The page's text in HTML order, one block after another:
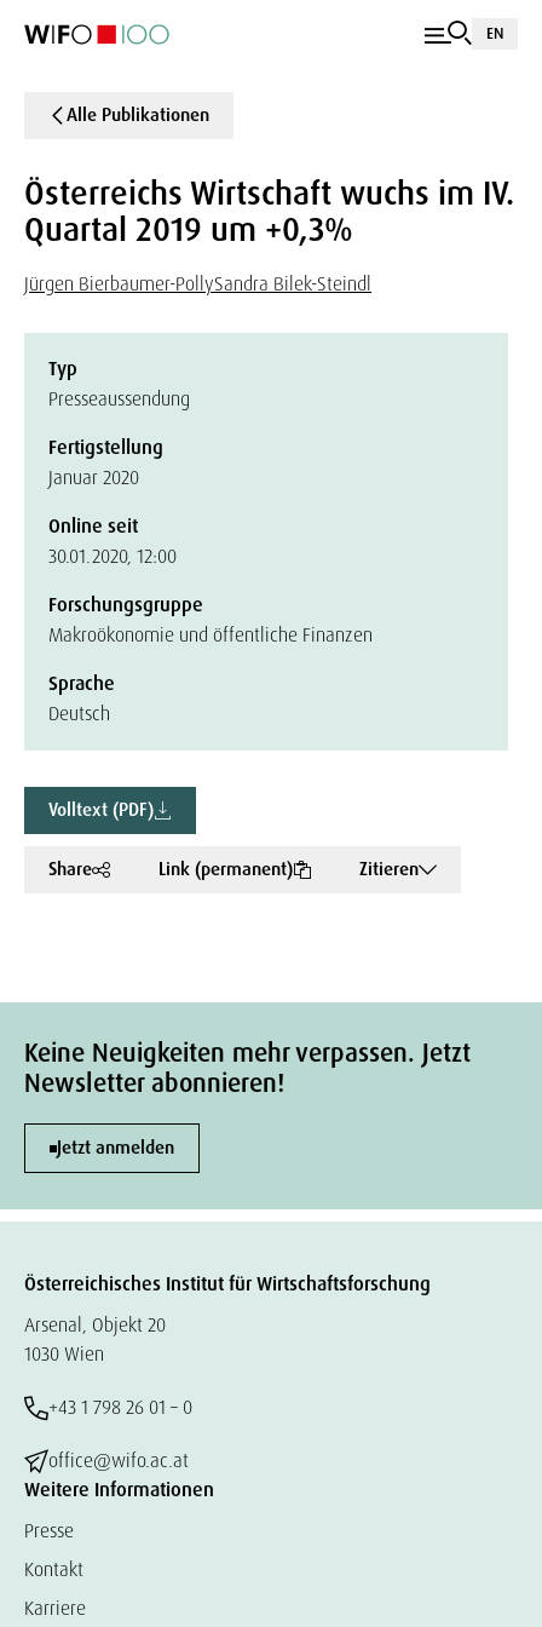
EN
Alle Publikationen
Österreichs Wirtschaft wuchs im IV.
Quartal 2019 um +0,3%
Jürgen Bierbaumer-PollySandra Bilek-Steindl
Typ
Presseaussendung
Fertigstellung
Januar 2020
Online seit
30.01.2020, 12:00
Forschungsgruppe
Makroökonomie und öffentliche Finanzen
Sprache
Deutsch
Volltext (PDF)
Share Link (permanent) Zitieren
Keine Neuigkeiten mehr verpassen. Jetzt
Newsletter abonnieren!
Jetzt anmelden
Österreichisches Institut für Wirtschaftsforschung
Arsenal, Objekt 20
1030 Wien
+43 1 798 26 01 – 0
office@wifo.ac.at
Weitere Informationen
Presse
Kontakt
Karriere